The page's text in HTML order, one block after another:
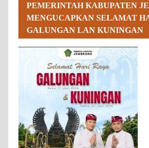
PEMERINTAH KABUPATEN
MENGUCAPKAN SELAMAT
GALUNGAN LAN KUNINGAN